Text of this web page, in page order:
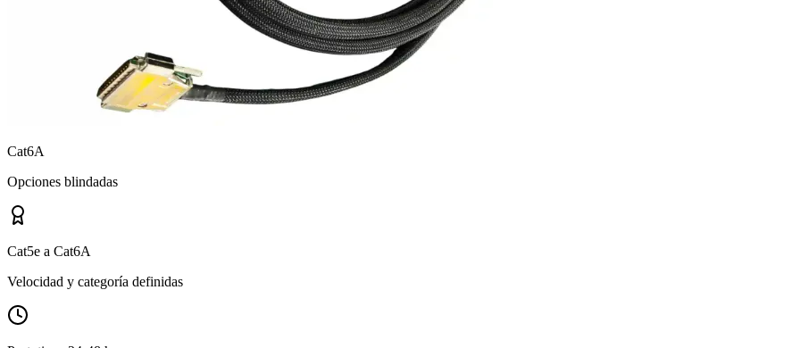
Cat6A
Opciones blindadas
Cat5e a Cat6A
Velocidad y categoría definidas